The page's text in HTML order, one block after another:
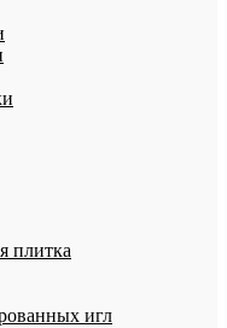
плитка
игл